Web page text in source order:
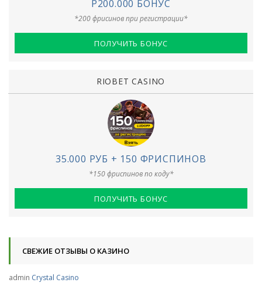
Р200.000 БОНУС
*200 фрисинов при регистрации*
ПОЛУЧИТЬ БОНУС
RIOBET CASINO
35.000 РУБ + 150 ФРИСПИНОВ
*150 фриспинов по коду*
ПОЛУЧИТЬ БОНУС
СВЕЖИЕ ОТЗЫВЫ О КАЗИНО
admin Crystal Casino